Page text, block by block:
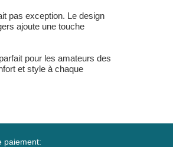
pas exception. Le design
ajoute une touche
pour les amateurs des
et style à chaque
paiement: